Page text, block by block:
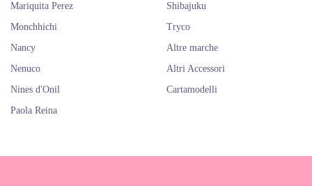
Mariquita Perez
Monchhichi
Nancy
Nenuco
Nines d'Onil
Paola Reina
Shibajuku
Tryco
Altre marche
Altri Accessori
Cartamodelli